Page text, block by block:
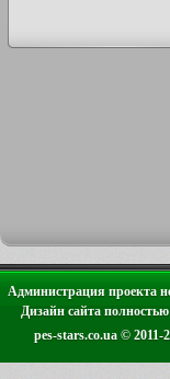
Администрация проекта
Дизайн сайта
pes-stars.co.ua © 2011-